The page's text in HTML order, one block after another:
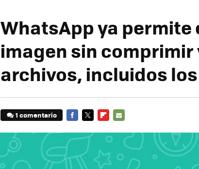
WhatsApp ya permite
imagen sin comprimir
archivos, incluidos
1 comentario
MAIL